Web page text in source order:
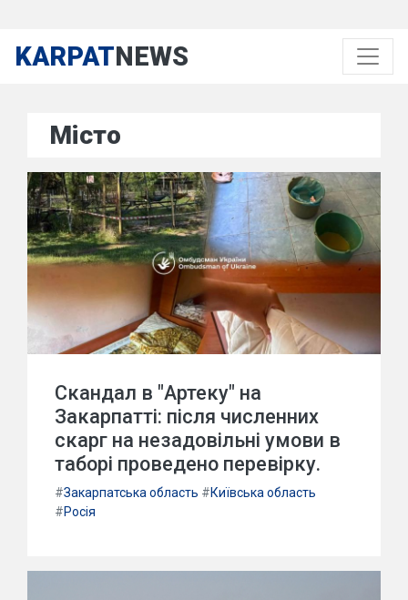
KARPATNEWS
Місто
Скандал в "Артеку" на
Закарпатті: після численних
скарг на незадовільні умови в
таборі проведено перевірку.
#Закарпатська область #Київська область
#Росія